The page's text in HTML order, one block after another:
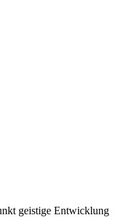
geistige Entwicklung